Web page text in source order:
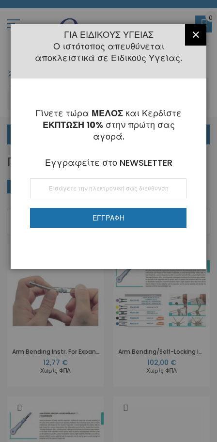
στο
2108145775
-
0
ΓΙΑ ΑΚΊΝΗΤΕΣ
Ταξινόμηση κατά
Arm Bending Instr. For Expand. Universal
12,77 €
Χωρίς ΦΠΑ
Arm Bending/Self-Locking Instr. Black
102,00 €
Χωρίς ΦΠΑ
ΑΓΟΡΆ ΚΑΤΆ
ΓΙΑ ΕΙΔΙΚΟΎΣ ΥΓΕΊΑΣ
Ο ιστότοπος απευθύνεται
αποκλειστικά σε Ειδικούς Υγείας.
Γίνετε τώρα ΜΕΛΟΣ και Κερδίστε
ΕΚΠΤΩΣΗ 10% στην πρώτη σας
αγορά.
Εγγραφείτε στο NEWSLETTER
Εγγραφή
στο
Ενημερωτικό
ΕΓΓΡΑΦΉ